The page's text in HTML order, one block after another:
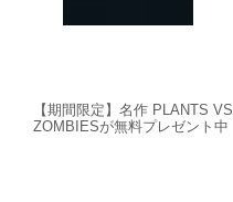
【期間限定】名作 PLANTS VS.
ZOMBIESが無料プレゼント中